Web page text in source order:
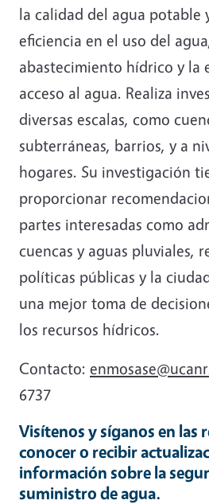
la calidad del agua potable
eficiencia en el uso del
abastecimiento hídrico y la
acceso al agua. Realiza
diversas escalas, como
subterráneas, barrios, y a
hogares. Su investigación
proporcionar
partes interesadas como
cuencas y aguas pluviales,
políticas públicas y la
una mejor toma de
los recursos hídricos.
Contacto:
6737
Visítenos y síganos en las
conocer o recibir
información sobre la
suministro de agua.